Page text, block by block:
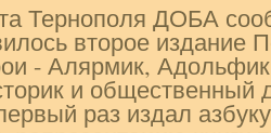
Тернополя ДОБА
второе издание
- Алярмик,
и общественный
раз издал